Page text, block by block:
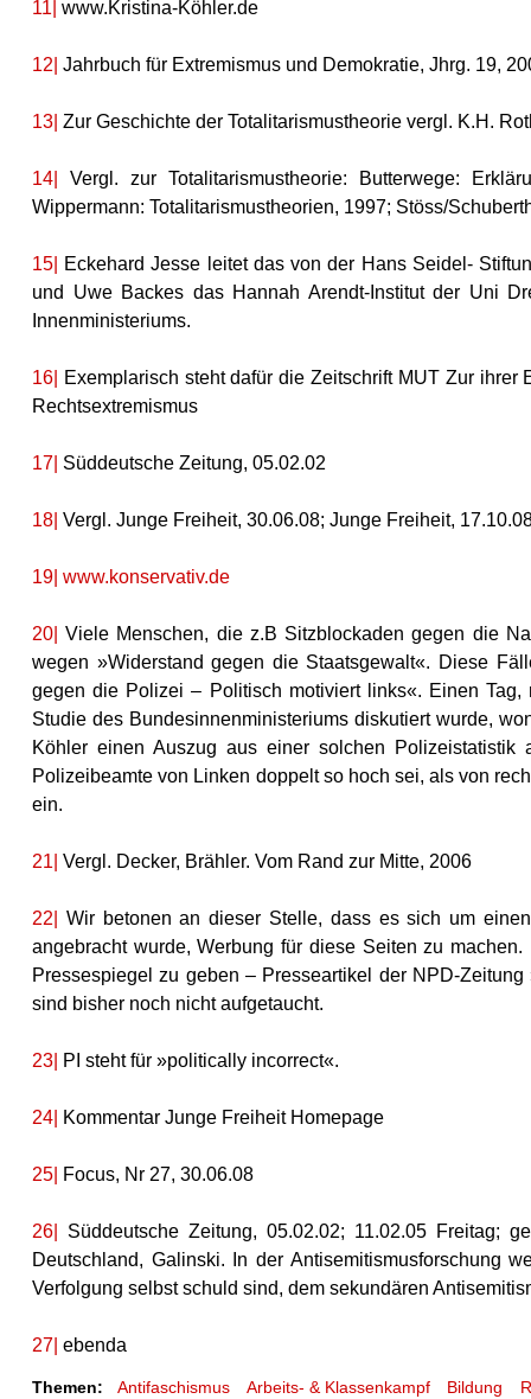
11| www.Kristina-Köhler.de
12| Jahrbuch für Extremismus und Demokratie, Jhrg. 19,
13| Zur Geschichte der Totalitarismustheorie vergl. K.H.
14|
Vergl. zur Totalitarismustheorie: Butterwege:
Wippermann: Totalitarismustheorien, 1997; Stöss/
15|
Eckehard Jesse leitet das von der Hans Seidel-
und Uwe Backes das Hannah Arendt-Institut der Uni
Innenministeriums.
16|
Exemplarisch steht dafür die Zeitschrift MUT Zur
Rechtsextremismus
17| Süddeutsche Zeitung, 05.02.02
18| Vergl. Junge Freiheit, 30.06.08; Junge Freiheit,
19| www.konservativ.de
20| Viele Menschen, die z.B Sitzblockaden gegen die
wegen »Widerstand gegen die Staatsgewalt«. Diese
gegen die Polizei – Politisch motiviert links«. Einen
Studie des Bundesinnenministeriums diskutiert wurde,
Köhler einen Auszug aus einer solchen
Polizeibeamte von Linken doppelt so hoch sei, als von
ein.
21| Vergl. Decker, Brähler. Vom Rand zur Mitte, 2006
22|
Wir betonen an dieser Stelle, dass es sich um
angebracht wurde, Werbung für diese Seiten zu
Pressespiegel zu geben – Presseartikel der NPD-
sind bisher noch nicht aufgetaucht.
23| PI steht für »politically incorrect«.
24| Kommentar Junge Freiheit Homepage
25| Focus, Nr 27, 30.06.08
26|
Süddeutsche Zeitung, 05.02.02; 11.02.05 Freitag;
Deutschland, Galinski. In der Antisemitismusforschung
Verfolgung selbst schuld sind, dem sekundären
27| ebenda
Themen: Antifaschismus Arbeits- & Klassenkampf Bildung